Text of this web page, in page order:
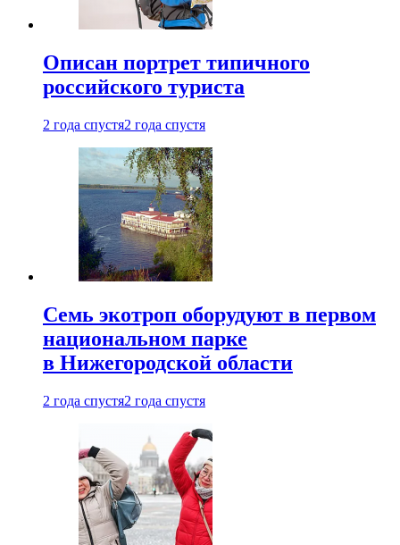
Описан портрет типичного
российского туриста
2 года спустя2 года спустя
Семь экотроп оборудуют в первом
национальном парке
в Нижегородской области
2 года спустя2 года спустя